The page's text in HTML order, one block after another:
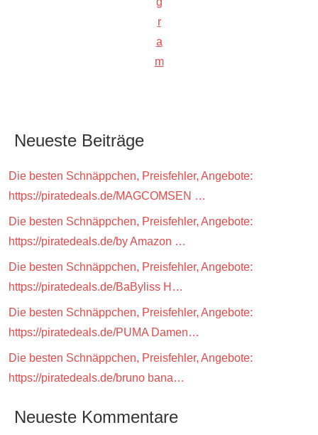
r
a
m
Neueste Beiträge
Die besten Schnäppchen, Preisfehler, Angebote:
https://piratedeals.de/MAGCOMSEN …
Die besten Schnäppchen, Preisfehler, Angebote:
https://piratedeals.de/by Amazon …
Die besten Schnäppchen, Preisfehler, Angebote:
https://piratedeals.de/BaByliss H…
Die besten Schnäppchen, Preisfehler, Angebote:
https://piratedeals.de/PUMA Damen…
Die besten Schnäppchen, Preisfehler, Angebote:
https://piratedeals.de/bruno bana…
Neueste Kommentare